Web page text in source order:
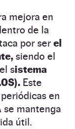
mejora en
de la
por ser el
siendo el
sistema
Este
en
se mantenga
útil.